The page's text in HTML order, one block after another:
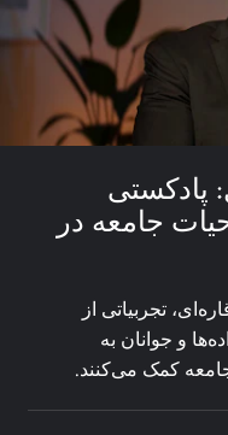
پادکستی
جامعه در
تجربیاتی از
و جوانان به
کمک می‌کنند.